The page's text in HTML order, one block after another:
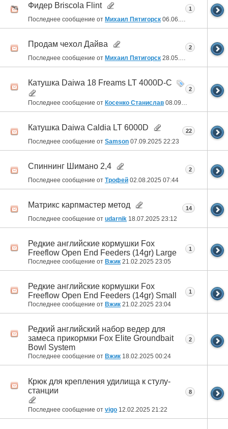
Фидер Briscola Flint
Последнее сообщение от Михаил Пятигорск 06.06.2026
1
Продам чехол Дайва
Последнее сообщение от Михаил Пятигорск 28.05.2026
2
Катушка Daiwa 18 Freams LT 4000D-C
Последнее сообщение от Косенко Станислав 08.09.2025
2
Катушка Daiwa Caldia LT 6000D
Последнее сообщение от Samson 07.09.2025 22:23
22
Спиннинг Шимано 2,4
Последнее сообщение от Трофей 02.08.2025 07:44
2
Матрикс карпмастер метод
Последнее сообщение от udarnik 18.07.2025 23:12
14
Редкие английские кормушки Fox
Freeflow Open End Feeders (14gr) Large
Последнее сообщение от Вжик 21.02.2025 23:05
1
Редкие английские кормушки Fox
Freeflow Open End Feeders (14gr) Small
Последнее сообщение от Вжик 21.02.2025 23:04
1
Редкий английский набор ведер для
замеса прикормки Fox Elite Groundbait
Bowl System
Последнее сообщение от Вжик 18.02.2025 00:24
2
Крюк для крепления удилища к стулу-
станции
Последнее сообщение от vigo 12.02.2025 21:22
8